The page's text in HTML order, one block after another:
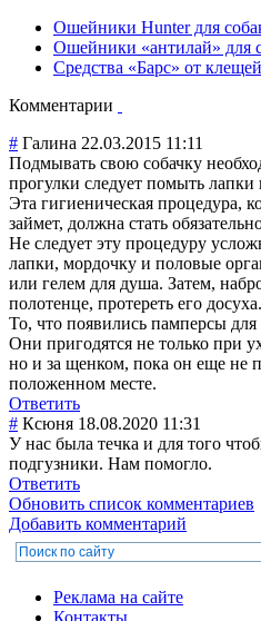
Ошейники Hunter для
Ошейники «антилай» для
Средства «Барс» от
Комментарии
# Галина 22.03.2015 11:11
Подмывать свою собачку
прогулки следует помыть
Эта гигиеническая процедура,
займет, должна стать
Не следует эту процедуру
лапки, мордочку и половые
или гелем для душа. Затем,
полотенце, протереть его
То, что появились памперсы для
Они пригодятся не только при
но и за щенком, пока он еще не
положенном месте.
Ответить
# Ксюня 18.08.2020 11:31
У нас была течка и для того
подгузники. Нам помогло.
Ответить
Обновить список комментариев
Добавить комментарий
Реклама на сайте
Контакты